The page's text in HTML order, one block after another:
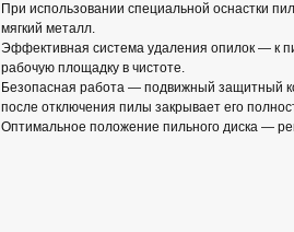
При использовании специальной оснастки
мягкий металл.
Эффективная система удаления опилок — к
рабочую площадку в чистоте.
Безопасная работа — подвижный защитный
после отключения пилы закрывает его
Оптимальное положение пильного диска —